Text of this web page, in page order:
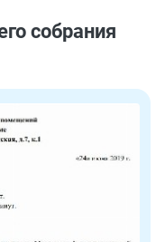
собрания